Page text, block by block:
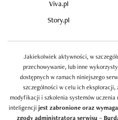
Viva.pl
Story.pl
Jakiekolwiek aktywności, w
przechowywanie, lub inne
dostępnych w ramach niniejszego
szczególności w celu ich
modyfikacji i szkolenia systemów uczenia
inteligencji jest zabronione oraz
zgody administratora serwisu –